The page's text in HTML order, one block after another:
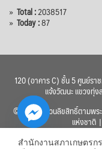
» Total :2038517
» Today :87
120 (อาคาร C) ชั้น 5 ศูนย์รา
แจ้งวัฒนะ แขวงทุ่
© 2560 สงวนลิขสิทธิ์ตามพร
แห่งชาติ |
สำนักงานสภาเกษตรก